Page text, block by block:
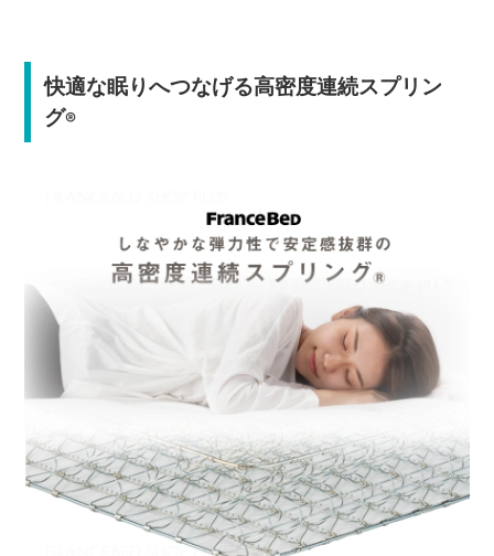
快適な眠りへつなげる高密度連続スプリン
グ®